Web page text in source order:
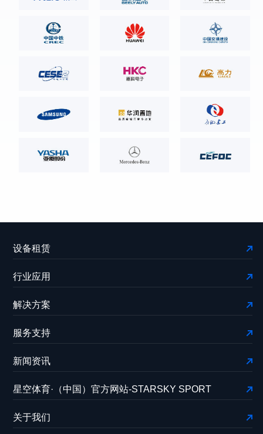
设备租赁
行业应用
解决方案
服务支持
新闻资讯
星空体育·（中国）官方网站-STARSKY SPORT
关于我们